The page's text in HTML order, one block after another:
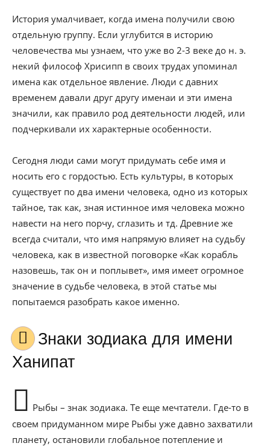
История умалчивает, когда имена получили свою
отдельную группу. Если углубится в историю
человечества мы узнаем, что уже во 2-3 веке до н. э.
некий философ Хрисипп в своих трудах упоминал
имена как отдельное явление. Люди с давних
временем давали друг другу именаи и эти имена
значили, как правило род деятельности людей, или
подчеркивали их характерные особенности.
Сегодня люди сами могут придумать себе имя и
носить его с гордостью. Есть культуры, в которых
существует по два имени человека, одно из которых
тайное, так как, зная истинное имя человека можно
навести на него порчу, сглазить и тд. Древние же
всегда считали, что имя напрямую влияет на судьбу
человека, как в известной поговорке «Как корабль
назовешь, так он и поплывет», имя имеет огромное
значение в судьбе человека, в этой статье мы
попытаемся разобрать какое именно.
Знаки зодиака для имени
Ханипат
Рыбы – знак зодиака. Те еще мечтатели. Где-то в
своем придуманном мире Рыбы уже давно захватили
планету, остановили глобальное потепление и